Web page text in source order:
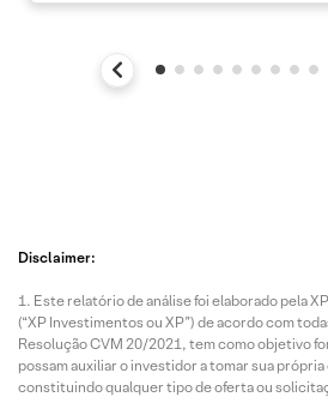
Disclaimer:
Este relatório de análise foi elaborado pela
(“XP Investimentos ou XP”) de acordo com
Resolução CVM 20/2021, tem como objetivo
possam auxiliar o investidor a tomar sua
constituindo qualquer tipo de oferta ou